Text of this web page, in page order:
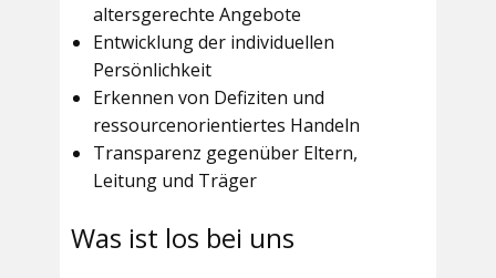
altersgerechte Angebote
Entwicklung der individuellen
Persönlichkeit
Erkennen von Defiziten und
ressourcenorientiertes Handeln
Transparenz gegenüber Eltern,
Leitung und Träger
Was ist los bei uns